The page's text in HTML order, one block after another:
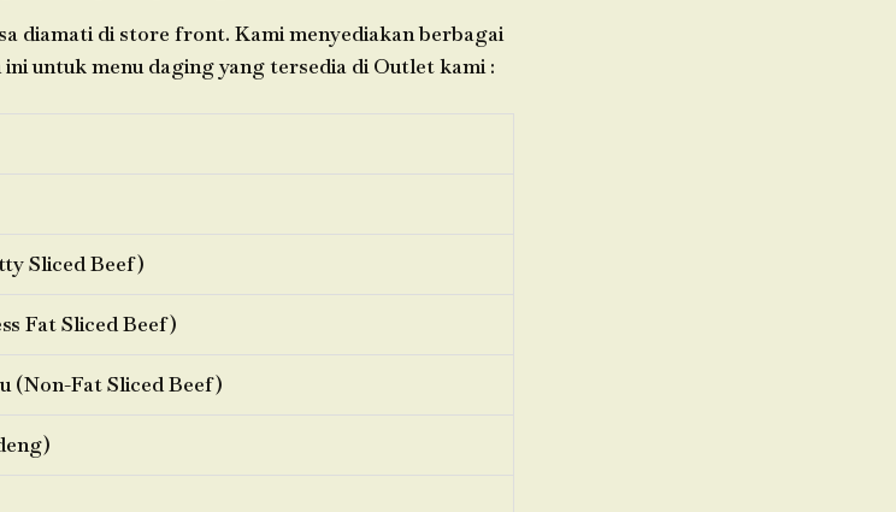
diamati di store front. Kami menyediakan berbagai
untuk menu daging yang tersedia di Outlet kami :
Sliced Beef)
Fat Sliced Beef)
(Non-Fat Sliced Beef)